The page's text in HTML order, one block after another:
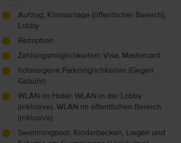
Aufzug, Klimaanlage (öffentlicher Bereich),
Lobby
Rezeption
Zahlungsmöglichkeiten: Visa, Mastercard
hoteleigene Parkmöglichkeiten (Gegen
Gebühr)
WLAN im Hotel: WLAN in der Lobby
(inklusive), WLAN im öffentlichen Bereich
(inklusive)
Swimmingpool, Kinderbecken, Liegen und